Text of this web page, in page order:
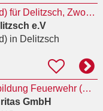
Rettungssanitäter (m/w/d) für Delitzsch, Zwochau und Bad Düben
e.V
in Delitzsch
Notfallsanitäter mit Ausbildung Feuerwehr (m/w/d) in Wismar
GmbH